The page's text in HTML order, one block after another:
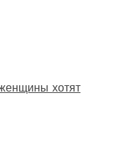
хотят